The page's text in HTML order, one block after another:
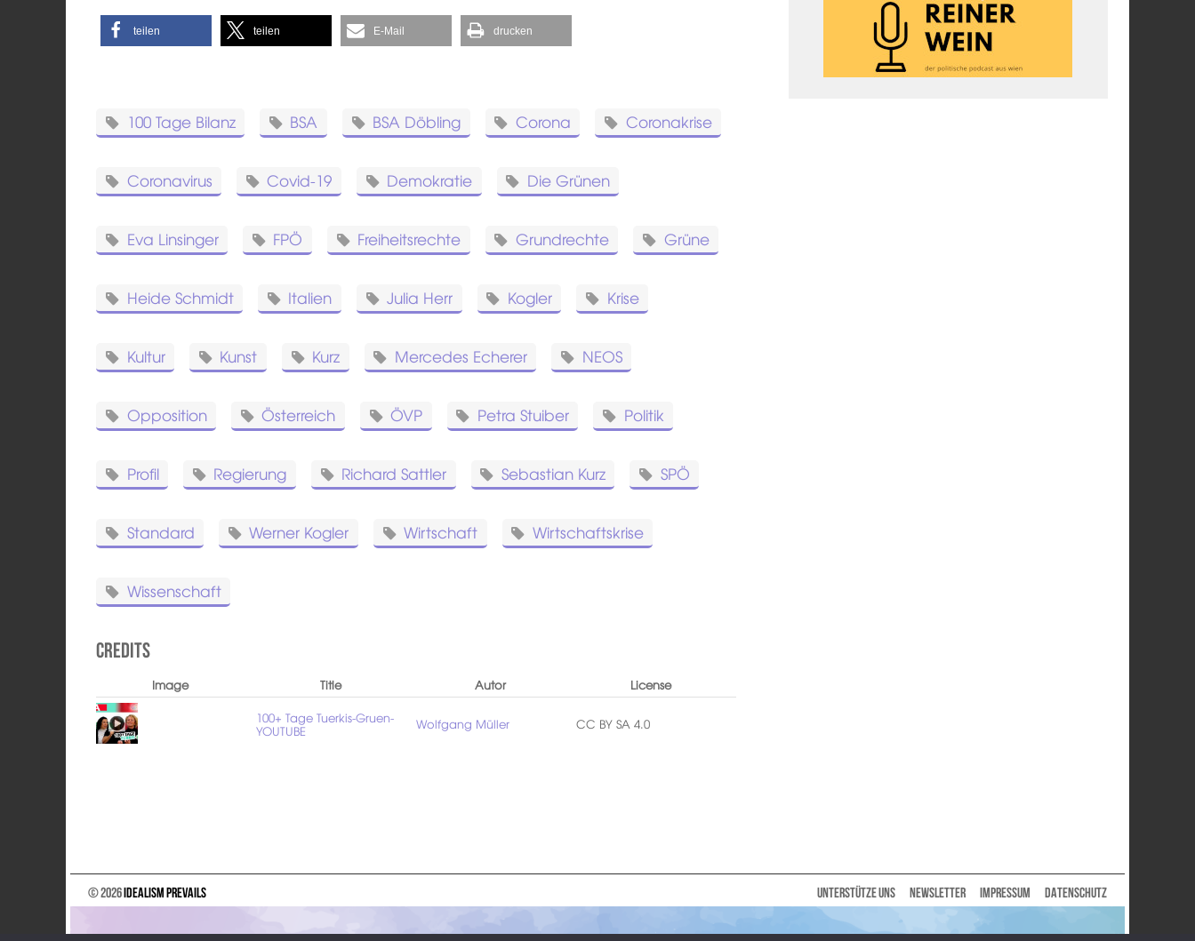
teilen teilen E-Mail drucken
100 Tage Bilanz BSA BSA Döbling Corona Coronakrise
Coronavirus Covid-19 Demokratie Die Grünen
Eva Linsinger FPÖ Freiheitsrechte Grundrechte Grüne
Heide Schmidt Italien Julia Herr Kogler Krise
Kultur Kunst Kurz Mercedes Echerer NEOS
Opposition Österreich ÖVP Petra Stuiber Politik
Profil Regierung Richard Sattler Sebastian Kurz SPÖ
Standard Werner Kogler Wirtschaft Wirtschaftskrise
Wissenschaft
Credits
Image Title Autor
License
100+ Tage Tuerkis-Gruen-
YOUTUBE Wolfgang Müller CC BY SA 4.0
© 2026Idealism Prevails UNTERSTÜTZE UNS NEWSLETTER IMPRESSUM DATENSCHUTZ